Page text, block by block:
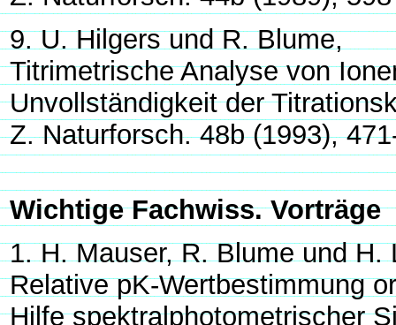
9. U. Hilgers und R. Blume,
Titrimetrische Analyse von
Unvollständigkeit der
Z. Naturforsch. 48b (1993),
Wichtige Fachwiss. Vorträge
1. H. Mauser, R. Blume und H.
Relative pK-Wertbestimmung
Hilfe spektralphotometrischer